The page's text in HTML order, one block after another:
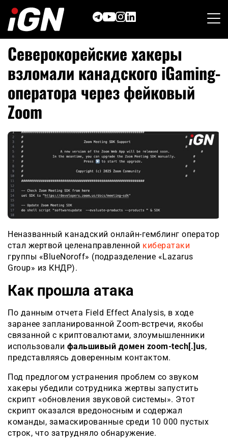
content
Северокорейские хакеры
взломали канадского iGaming-
оператора через фейковый
Zoom
Неназванный канадский онлайн-гемблинг оператор
стал жертвой целенаправленной кибератаки
группы «BlueNoroff» (подразделение «Lazarus
Group» из КНДР).
Как прошла атака
По данным отчета Field Effect Analysis, в ходе
заранее запланированной Zoom-встречи, якобы
связанной с криптовалютами, злоумышленники
использовали фальшивый домен zoom-tech[.]us,
представляясь доверенным контактом.
Под предлогом устранения проблем со звуком
хакеры убедили сотрудника жертвы запустить
скрипт «обновления звуковой системы». Этот
скрипт оказался вредоносным и содержал
команды, замаскированные среди 10 000 пустых
строк, что затрудняло обнаружение.